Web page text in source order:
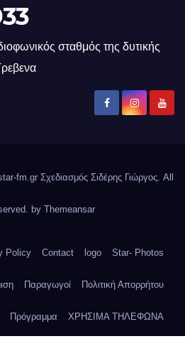
σταθμός της δυτικής
fm.gr Σχεδιασμός Σιδέρης Γιώργος. All
by Themeansar
Policy Contact logo Star- Photos
Παραγωγοί Πολιτική Απορρήτου
Πρόγραμμα ΧΡΗΣΙΜΑ ΤΗΛΕΦΩΝΑ